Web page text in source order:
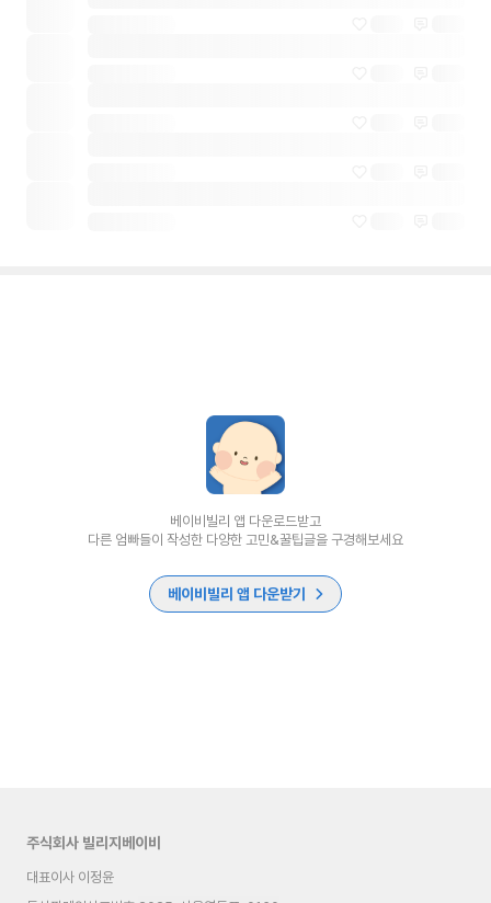
베이비빌리 앱 다운로드받고
다른 엄빠들이 작성한 다양한 고민&꿀팁글을 구경해보세요
베이비빌리 앱 다운받기
주식회사 빌리지베이비
대표이사 이정윤